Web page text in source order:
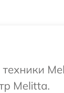
Melitta.